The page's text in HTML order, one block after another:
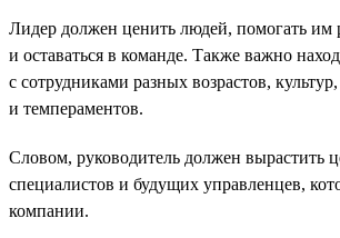
Лидер должен ценить людей, помогать им
и оставаться в команде. Также важно
с сотрудниками разных возрастов,
и темпераментов.
Словом, руководитель должен вырастить
специалистов и будущих управленцев,
компании.